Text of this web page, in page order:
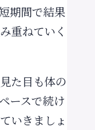
期間で結果
重ねていく
た目も体の
ースで続け
いきましょ